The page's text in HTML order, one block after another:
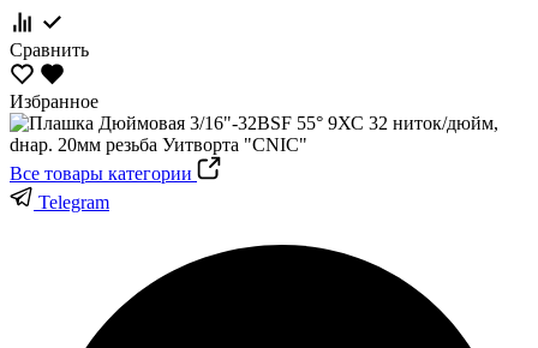
Сравнить
Избранное
Все товары категории
Telegram